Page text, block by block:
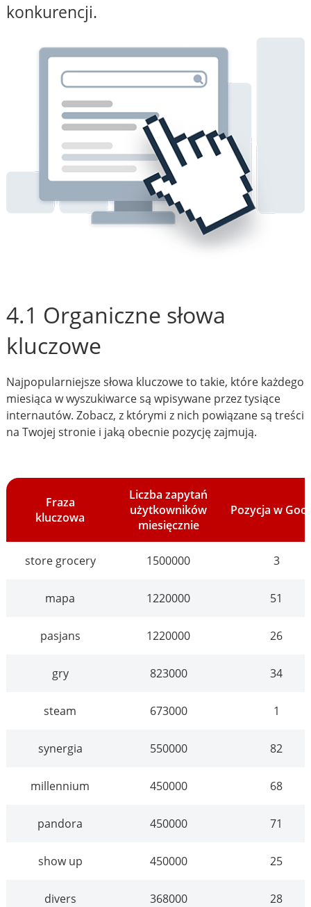
konkurencji.
4.1 Organiczne słowa
kluczowe
Najpopularniejsze słowa kluczowe to takie, które każdego
miesiąca w wyszukiwarce są wpisywane przez tysiące
internautów. Zobacz, z którymi z nich powiązane są treści
na Twojej stronie i jaką obecnie pozycję zajmują.
Fraza
kluczowa
Liczba zapytań
użytkowników
miesięcznie
Pozycja w
store grocery 1500000 3
mapa 1220000 51
pasjans 1220000 26
gry 823000 34
steam 673000 1
synergia 550000 82
millennium 450000 68
pandora 450000 71
show up 450000 25
divers 368000 28